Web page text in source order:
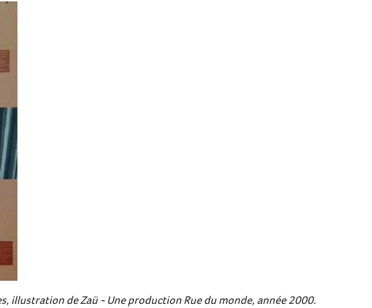
illustration de Zaü - Une production Rue du monde, année 2000.